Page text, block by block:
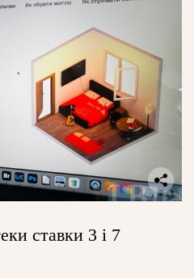
ставки 3 і 7